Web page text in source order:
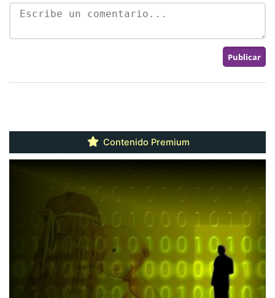
Contenido Premium